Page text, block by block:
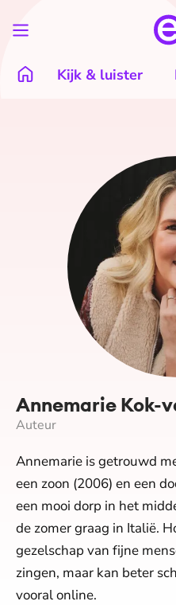
Kijk & luister
Annemarie Kok-
Auteur
Annemarie is getrouwd
een zoon (2006) en een
een mooi dorp in het
de zomer graag in Italië.
gezelschap van fijne
zingen, maar kan beter
vooral online.